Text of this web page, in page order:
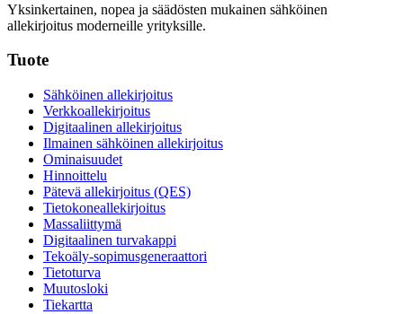
Yksinkertainen, nopea ja säädösten mukainen sähköinen
allekirjoitus moderneille yrityksille.
Tuote
Sähköinen allekirjoitus
Verkkoallekirjoitus
Digitaalinen allekirjoitus
Ilmainen sähköinen allekirjoitus
Ominaisuudet
Hinnoittelu
Pätevä allekirjoitus (QES)
Tietokoneallekirjoitus
Massaliittymä
Digitaalinen turvakappi
Tekoäly-sopimusgeneraattori
Tietoturva
Muutosloki
Tiekartta